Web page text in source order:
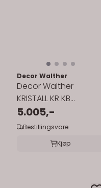
Decor Walther
Decor Walther
KRISTALL KR KB
serviettdispenser
5.005,-
Bestillingsvare
Kjøp